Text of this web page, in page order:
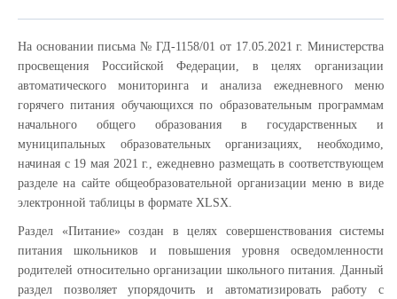
На основании письма № ГД-1158/01 от 17.05.2021 г. Министерства
просвещения Российской Федерации, в целях организации
автоматического мониторинга и анализа ежедневного меню
горячего питания обучающихся по образовательным программам
начального общего образования в государственных и
муниципальных образовательных организациях, необходимо,
начиная с 19 мая 2021 г., ежедневно размещать в соответствующем
разделе на сайте общеобразовательной организации меню в виде
электронной таблицы в формате XLSX.
Раздел «Питание» создан в целях совершенствования системы
питания школьников и повышения уровня осведомленности
родителей относительно организации школьного питания. Данный
раздел позволяет упорядочить и автоматизировать работу с